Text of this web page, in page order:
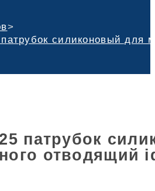
>
силиконовый для
патрубок
отводящий